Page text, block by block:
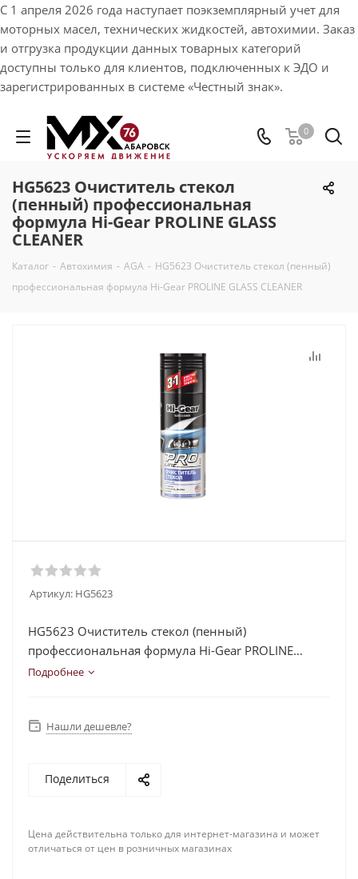
С 1 апреля 2026 года наступает поэкземплярный учет для
моторных масел, технических жидкостей, автохимии. Заказ
и отгрузка продукции данных товарных категорий
доступны только для клиентов, подключенных к ЭДО и
зарегистрированных в системе «Честный знак».
0
HG5623 Очиститель стекол
(пенный) профессиональная
формула Hi-Gear PROLINE GLASS
CLEANER
Каталог - Автохимия - AGA - HG5623 Очиститель стекол (пенный)
профессиональная формула Hi-Gear PROLINE GLASS CLEANER
Артикул: HG5623
HG5623 Очиститель стекол (пенный)
профессиональная формула Hi-Gear PROLINE
GLASS CLEANER
Подробнее
Нашли дешевле?
Поделиться
Цена действительна только для интернет-магазина и может
отличаться от цен в розничных магазинах